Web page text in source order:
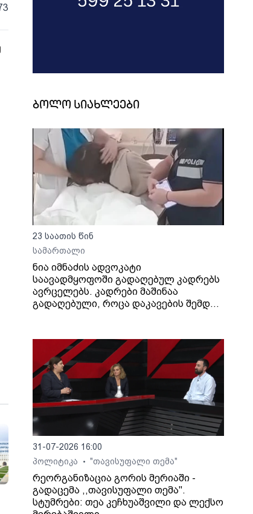
ბოლო სიახლეები
23 საათის წინ
სამართალი
ნია იმნაძის ადვოკატი
საავადმყოფოში გადაღებულ კადრებს
ავრცელებს. კადრები მაშინაა
გადაღებული, როცა დაკავების შემდეგ
31-07-2026 16:00
პოლიტიკა
• "თავისუფალი თემა"
რეორგანიზაცია გორის მერიაში -
გადაცემა ,,თავისუფალი თემა".
სტუმრები: თეა კეჩხუაშვილი და ლექსო